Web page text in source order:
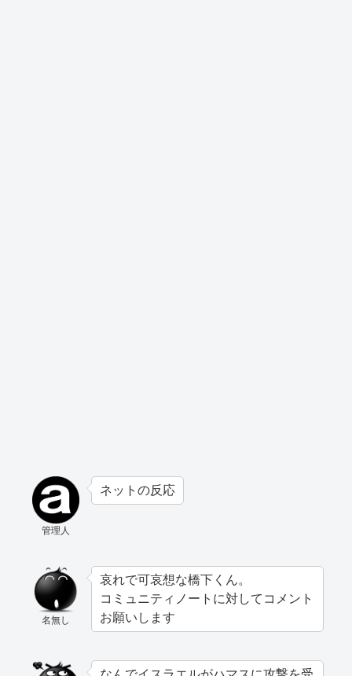
管理人
ネットの反応
名無し
哀れで可哀想な橋下くん。
コミュニティノートに対してコメント
お願いします